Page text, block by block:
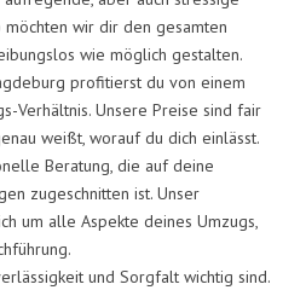
möchten wir dir den gesamten
wie möglich gestalten.
profitierst du von einem
Verhältnis. Unsere Preise sind fair
weißt, worauf du dich einlässt.
Beratung, die auf deine
zugeschnitten ist. Unser
um alle Aspekte deines Umzugs,
und Sorgfalt wichtig sind.